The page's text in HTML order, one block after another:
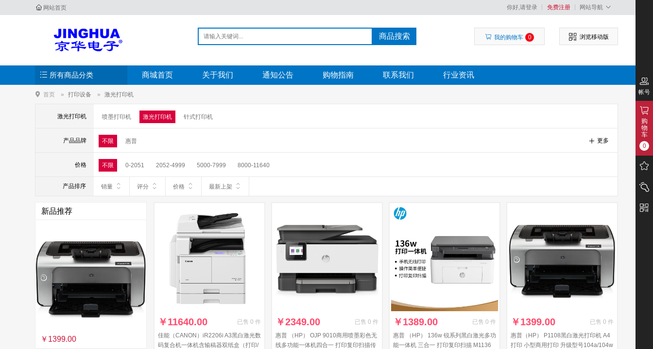
网站首页 你好,请登录 免费注册 网站导航
商品搜索 我的购物车 0 浏览移动版
所有商品分类 商城首页 关于我们 通知公告 购物指南 联系我们 行业资讯
首页 打印设备 激光打印机
激光打印机 喷墨打印机 激光打印机 针式打印机
产品品牌 不限 惠普 更多
价格 不限 0-2051 2052-4999 5000-7999 8000-11640
产品排序 销量 评分 价格 最新上架
新品推荐
￥1399.00
￥11640.00 已售 0 件
佳能（CANON）iR2206i A3黑白激光数
码复合机一体机含输稿器双纸盒（打印/
￥2349.00 已售 0 件
惠普 （HP） OJP 9010商用喷墨彩色无
线多功能一体机四合一 打印复印扫描传
￥1389.00 已售 0 件
惠普 （HP） 136w 锐系列黑白激光多功
能一体机 三合一 打印复印扫描 M1136
￥1399.00 已售 0 件
惠普（HP） P1108黑白激光打印机 A4
打印 小型商用打印 升级型号104a/104w
帐号
购
物
车
0